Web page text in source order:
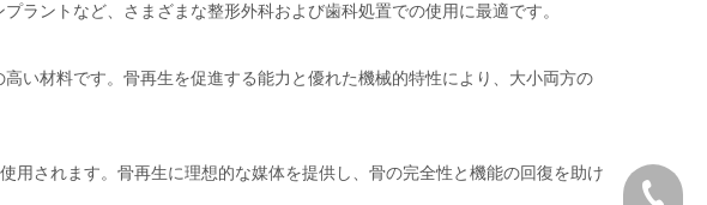
ラントなど、さまざまな整形外科および歯科処置での使用に最適です。
い材料です。骨再生を促進する能力と優れた機械的特性により、大小両方の
されます。骨再生に理想的な媒体を提供し、骨の完全性と機能の回復を助け
+86